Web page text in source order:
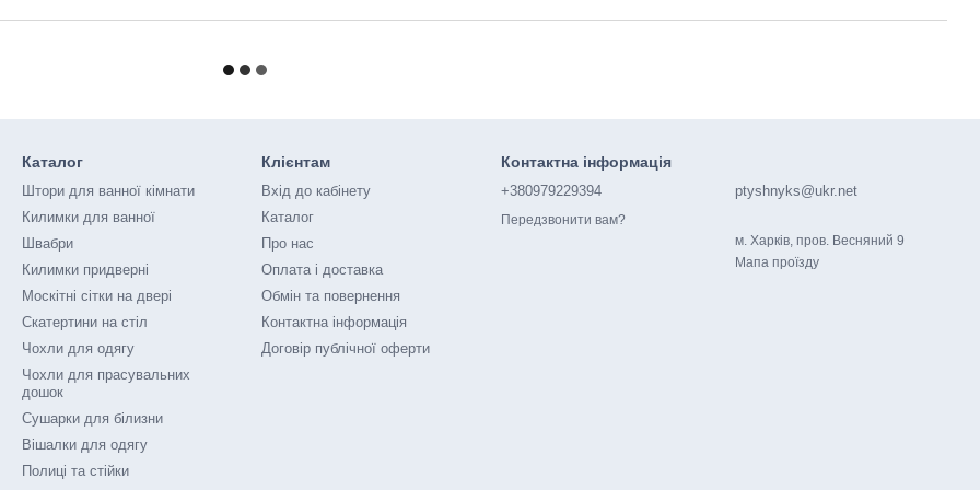
Каталог
Штори для ванної кімнати
Килимки для ванної
Швабри
Килимки придверні
Москітні сітки на двері
Скатертини на стіл
Чохли для одягу
Чохли для прасувальних
дошок
Сушарки для білизни
Вішалки для одягу
Полиці та стійки
Клієнтам
Вхід до кабінету
Каталог
Про нас
Оплата і доставка
Обмін та повернення
Контактна інформація
Договір публічної оферти
Контактна інформація
+380979229394
Передзвонити вам?
ptyshnyks@ukr.net
м. Харків, пров. Весняний 9
Мапа проїзду